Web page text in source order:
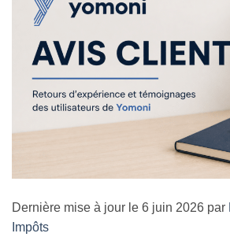
Dernière mise à jour le 6 juin 2026 par
Impôts